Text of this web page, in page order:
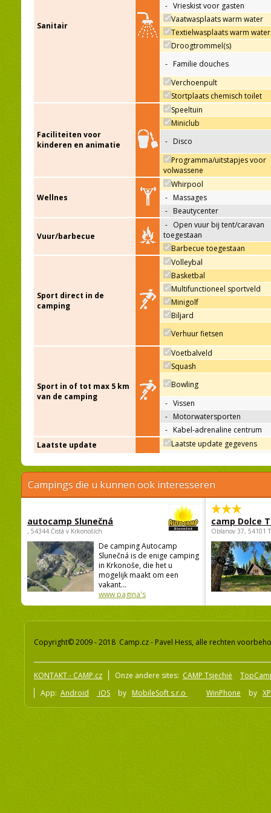
Sanitair
- Vrieskist voor gasten
Vaatwasplaats warm water
Textielwasplaats warm water
Droogtrommel(s)
- Familie douches
Verchoenpult
Stortplaats chemisch toilet
Faciliteiten voor
kinderen en animatie
Speeltuin
Miniclub
- Disco
Programma/uitstapjes voor
volwassene
Wellnes
Whirpool
- Massages
- Beautycenter
Vuur/barbecue
- Open vuur bij tent/caravan
toegestaan
Barbecue toegestaan
Sport direct in de
camping
Volleybal
Basketbal
Multifunctioneel sportveld
Minigolf
Biljard
Verhuur fietsen
Sport in of tot max 5 km
van de camping
Voetbalveld
Squash
Bowling
- Vissen
- Motorwatersporten
- Kabel-adrenaline centrum
Laatste update
Laatste update gegevens
Campings die u kunnen ook interesseren
autocamp Slunečná
, 54344 Čistá v Krkonoších
De camping Autocamp
Slunečná is de enige camping
in Krkonoše, die het u
mogelijk maakt om een
vakant...
www pagina's
camp Dolce
Oblanov 37, 54101
Copyright© 2009 - 2018 Camp.cz - Pavel Hess, alle rechten
KONTAKT - CAMP.cz Onze andere sites: CAMP Tsjechië
App: Android iOS by MobileSoft s.r.o WinPhone by